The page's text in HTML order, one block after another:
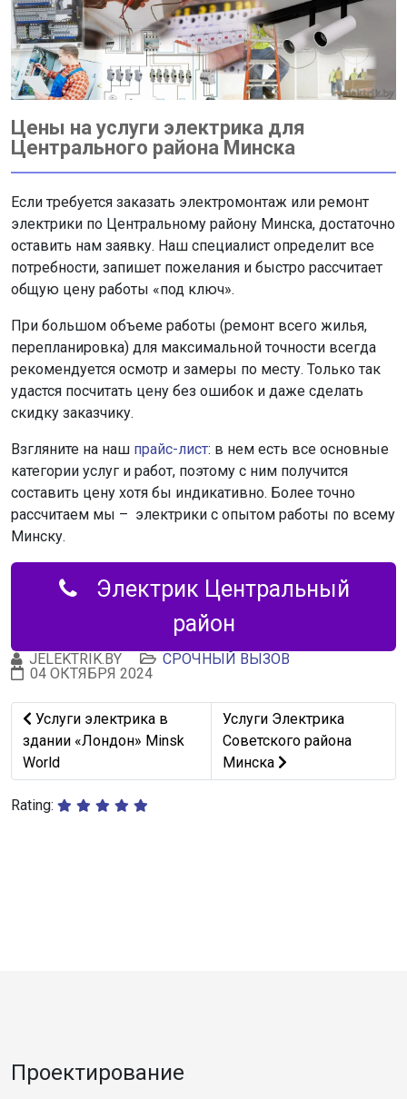
Цены на услуги электрика для
Центрального района Минска
Если требуется заказать электромонтаж или ремонт
электрики по Центральному району Минска, достаточно
оставить нам заявку. Наш специалист определит все
потребности, запишет пожелания и быстро рассчитает
общую цену работы «под ключ».
При большом объеме работы (ремонт всего жилья,
перепланировка) для максимальной точности всегда
рекомендуется осмотр и замеры по месту. Только так
удастся посчитать цену без ошибок и даже сделать
скидку заказчику.
Взгляните на наш прайс-лист: в нем есть все основные
категории услуг и работ, поэтому с ним получится
составить цену хотя бы индикативно. Более точно
рассчитаем мы – электрики с опытом работы по всему
Минску.
Электрик Центральный
район
JELEKTRIK.BY
СРОЧНЫЙ ВЫЗОВ
04 ОКТЯБРЯ 2024
Предыдущий: Услуги электрика в здании «Лондон»
Услуги электрика в
здании «Лондон» Minsk
World
Следующий: Услуги
Услуги Электрика
Советского района
Минска
Rating:
Проектирование